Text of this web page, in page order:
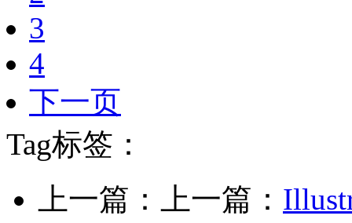
3
4
下一页
Tag标签：
上一篇：上一篇：